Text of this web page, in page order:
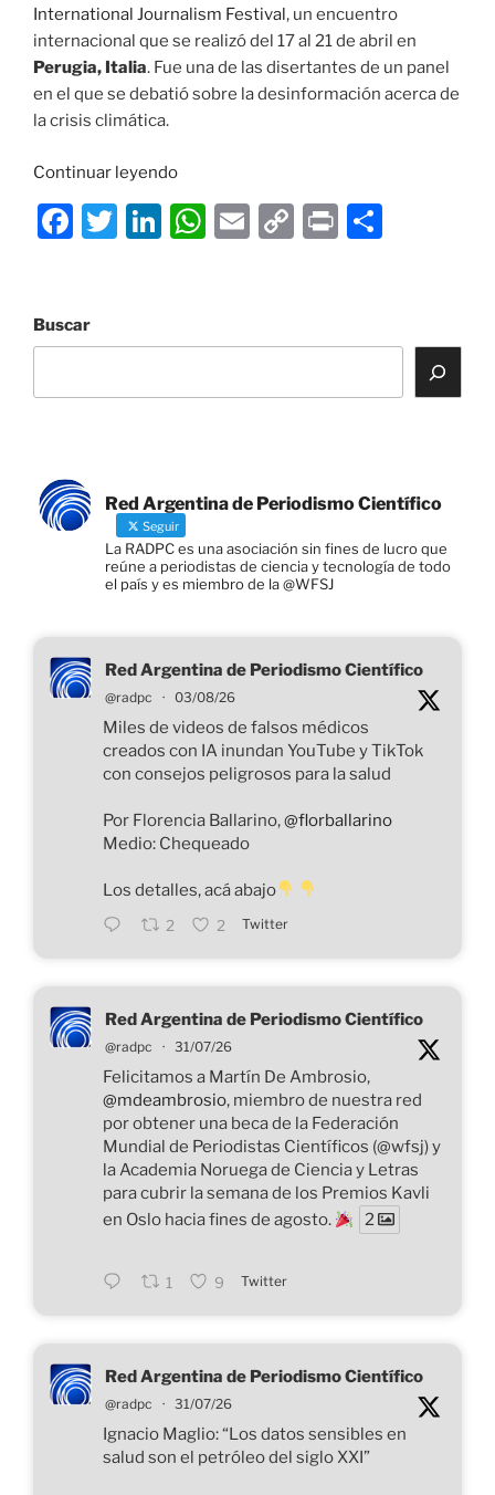
International Journalism Festival , un encuentro
internacional que se realizó del 17 al 21 de abril en
Perugia, Italia. Fue una de las disertantes de un panel
en el que se debatió sobre la desinformación acerca de
la crisis climática.
Continuar leyendo«La
de
F
e
b
o
k
T
Li
dI
n
W
A
p
E
C
Li
n
P
ar
tir
Buscar
Red Argentina de Periodismo Científico
Seguir
La RADPC es una asociación sin fines de lucro que
reúne a periodistas de ciencia y tecnología de todo
el país y es miembro de la @WFSJ
Red Argentina de Periodismo Científico
@radpc · 03/08/26
Miles de videos de falsos médicos
creados con IA inundan YouTube y TikTok
con consejos peligrosos para la salud
Por Florencia Ballarino,@florballarino
Medio: Chequeado
Los detalles, acá abajo
2 2 Twitter
Red Argentina de Periodismo Científico
@radpc · 31/07/26
Felicitamos a Martín De Ambrosio,
@mdeambrosio, miembro de nuestra red
por obtener una beca de la Federación
Mundial de Periodistas Científicos (@wfsj) y
la Academia Noruega de Ciencia y Letras
para cubrir la semana de los Premios Kavli
en Oslo hacia fines de agosto.
2
1 9 Twitter
Red Argentina de Periodismo Científico
@radpc · 31/07/26
Ignacio Maglio: “Los datos sensibles en
salud son el petróleo del siglo XXI”